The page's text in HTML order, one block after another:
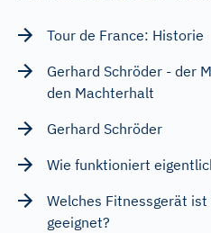
Tour de France: Historie
Gerhard Schröder - der
den Machterhalt
Gerhard Schröder
Wie funktioniert
Welches Fitnessgerät
geeignet?